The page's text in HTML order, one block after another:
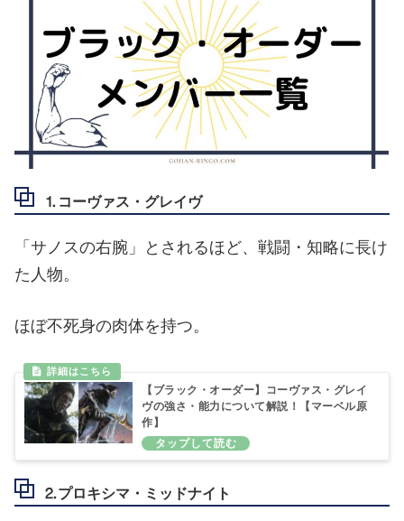
⒈コーヴァス・グレイヴ
「サノスの右腕」とされるほど、戦闘・知略に長け
た人物。
ほぼ不死身の肉体を持つ。
【ブラック・オーダー】コーヴァス・グレイ
ヴの強さ・能力について解説！【マーベル原
作】
⒉プロキシマ・ミッドナイト